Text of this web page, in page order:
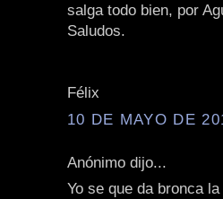
salga todo bien, por
Saludos.
Félix
10 DE MAYO DE
Anónimo dijo...
Yo se que da bronca